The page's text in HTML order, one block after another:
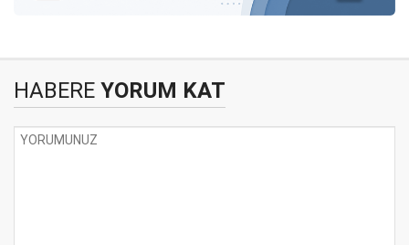
HABERE YORUM KAT